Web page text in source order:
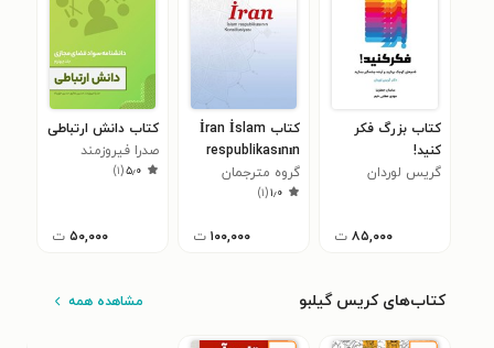
کتاب بزرگ فکر
کنید!
گریس لوردان
۸۵,۰۰۰ ت
کتاب İran İslam
respublikasının
Konstitusiyası
گروه مترجمان
۱٫۰(۱)
۱۰۰,۰۰۰ ت
کتاب دانش ارتباطی
صدرا فیروزمند
۵٫۰(۱)
۵۰,۰۰۰ ت
کتاب‌های کریس گیلبو مشاهده همه